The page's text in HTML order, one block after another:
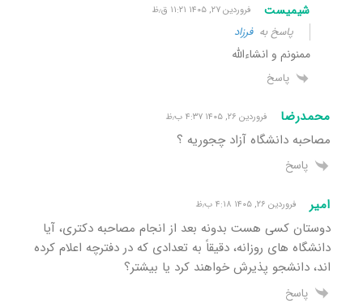
شیمیست فروردین ۲۷, ۱۴۰۵ ۱۱:۲۱ ق٫ظ
پاسخ بهفرزاد
ممنونم و انشاءالله
پاسخ
محمدرضا فروردین ۲۶, ۱۴۰۵ ۴:۳۷ ب٫ظ
مصاحبه دانشگاه آزاد چجوریه ؟
پاسخ
امیر فروردین ۲۶, ۱۴۰۵ ۴:۱۸ ب٫ظ
دوستان کسی هست بدونه بعد از انجام مصاحبه دکتری، آیا
دانشگاه های روزانه، دقیقاً به تعدادی که در دفترچه اعلام کرده
اند، دانشجو پذیرش خواهند کرد یا بیشتر؟
پاسخ